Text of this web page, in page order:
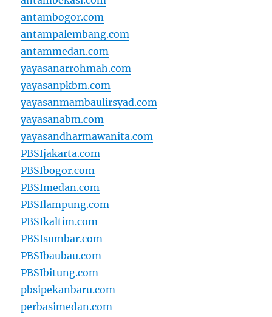
antambogor.com
antampalembang.com
antammedan.com
yayasanarrohmah.com
yayasanpkbm.com
yayasanmambaulirsyad.com
yayasanabm.com
yayasandharmawanita.com
PBSIjakarta.com
PBSIbogor.com
PBSImedan.com
PBSIlampung.com
PBSIkaltim.com
PBSIsumbar.com
PBSIbaubau.com
PBSIbitung.com
pbsipekanbaru.com
perbasimedan.com